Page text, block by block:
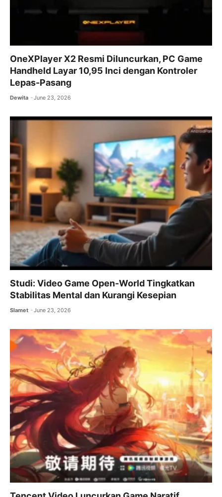
OneXPlayer X2 Resmi Diluncurkan, PC Game
Handheld Layar 10,95 Inci dengan Kontroler
Lepas-Pasang
Dewita June 23, 2026
Studi: Video Game Open-World Tingkatkan
Stabilitas Mental dan Kurangi Kesepian
Slamet June 23, 2026